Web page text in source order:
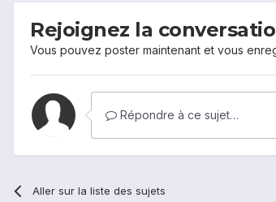
Rejoignez la
Vous pouvez poster maintenant et vous
Répondre à ce sujet…
Aller sur la liste des sujets